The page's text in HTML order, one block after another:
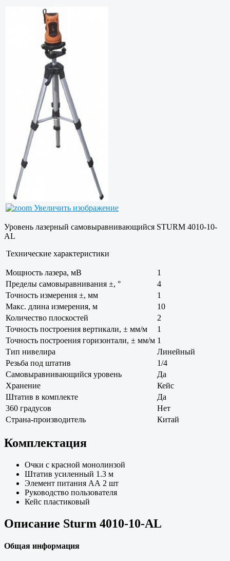
Увеличить изображение
Уровень лазерный самовыравнивающийся STURM 4010-10-
AL
Технические характеристики
Мощность лазера, мВ
1
Пределы самовыравнивания ±, °
4
Точность измерения ±, мм
1
Макс. длина измерения, м
10
Количество плоскостей
2
Точность построения вертикали, ± мм/м
1
Точность построения горизонтали, ± мм/м 1
Тип нивелира
Линейный
Резьба под штатив
1/4
Самовыравнивающийся уровень
Да
Хранение
Кейс
Штатив в комплекте
Да
360 градусов
Нет
Страна-производитель
Китай
Комплектация
Очки с красной монолинзой
Штатив усиленный 1.3 м
Элемент питания АА 2 шт
Руководство пользователя
Кейс пластиковый
Описание Sturm 4010-10-AL
Общая информация